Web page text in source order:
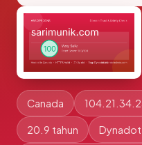
Canada
20.9 tahun Dynadot